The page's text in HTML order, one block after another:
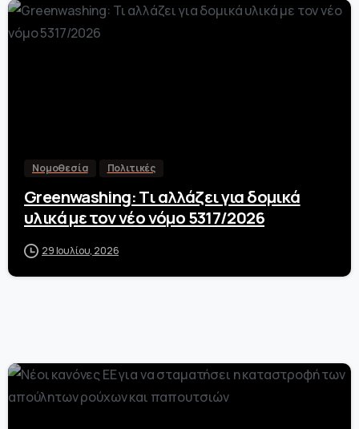
Νομοθεσία Πολιτικές
Greenwashing: Τι αλλάζει για δομικά
υλικά με τον νέο νόμο 5317/2026
29 Ιουλίου, 2026